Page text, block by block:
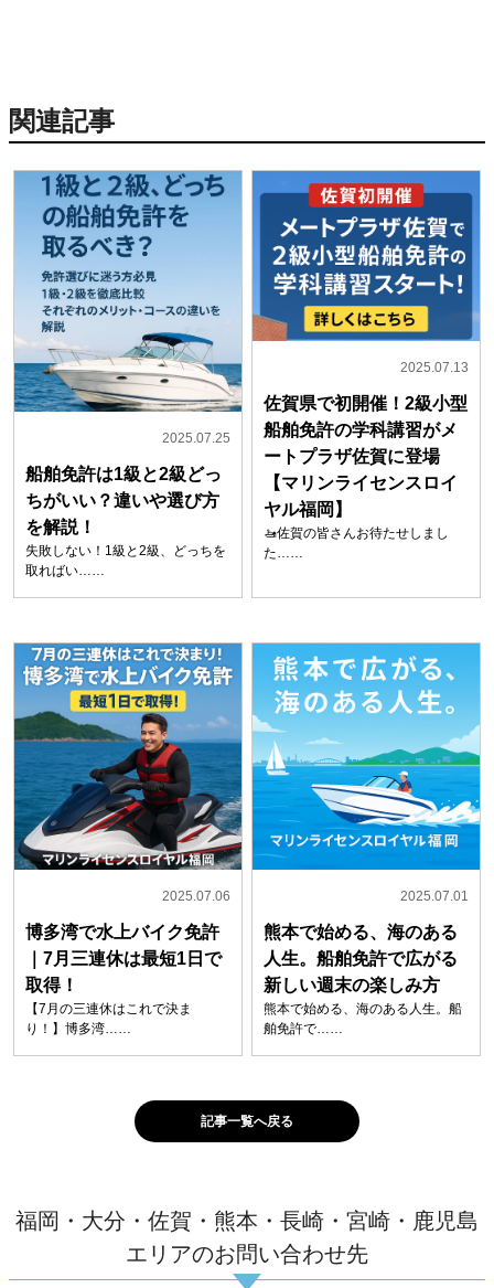
関連記事
2025.07.25
船舶免許は1級と2級どっ
ちがいい？違いや選び方
を解説！
失敗しない！1級と2級、どっちを
取ればい……
2025.07.13
佐賀県で初開催！2級小型
船舶免許の学科講習がメ
ートプラザ佐賀に登場
【マリンライセンスロイ
ヤル福岡】
🚤佐賀の皆さんお待たせしまし
た……
2025.07.06
博多湾で水上バイク免許
｜7月三連休は最短1日で
取得！
【7月の三連休はこれで決ま
り！】博多湾……
2025.07.01
熊本で始める、海のある
人生。船舶免許で広がる
新しい週末の楽しみ方
熊本で始める、海のある人生。船
舶免許で……
記事一覧へ戻る
福岡・大分・佐賀・熊本・長崎・宮崎・鹿児島
エリアのお問い合わせ先